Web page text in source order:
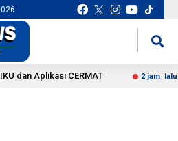
Aplikasi CERMAT 2 jam lalu